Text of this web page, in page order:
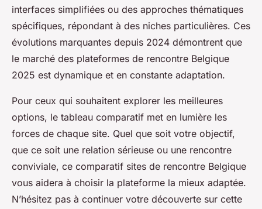
interfaces simplifiées ou des approches thématiques
spécifiques, répondant à des niches particulières. Ces
évolutions marquantes depuis 2024 démontrent que
le marché des plateformes de rencontre Belgique
2025 est dynamique et en constante adaptation.
Pour ceux qui souhaitent explorer les meilleures
options, le tableau comparatif met en lumière les
forces de chaque site. Quel que soit votre objectif,
que ce soit une relation sérieuse ou une rencontre
conviviale, ce comparatif sites de rencontre Belgique
vous aidera à choisir la plateforme la mieux adaptée.
N’hésitez pas à continuer votre découverte sur cette